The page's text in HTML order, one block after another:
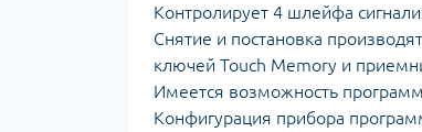
Контролирует 4 шлейфа
Снятие и постановка
ключей Touch Memory и
Имеется возможность
Конфигурация прибора